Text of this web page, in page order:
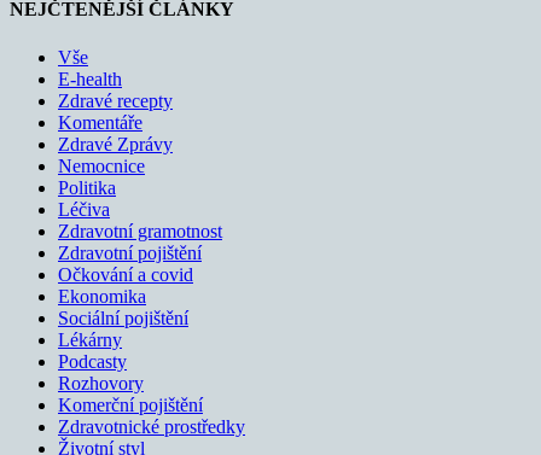
NEJČTENĚJŠÍ ČLÁNKY
Vše
E-health
Zdravé recepty
Komentáře
Zdravé Zprávy
Nemocnice
Politika
Léčiva
Zdravotní gramotnost
Zdravotní pojištění
Očkování a covid
Ekonomika
Sociální pojištění
Lékárny
Podcasty
Rozhovory
Komerční pojištění
Zdravotnické prostředky
Životní styl